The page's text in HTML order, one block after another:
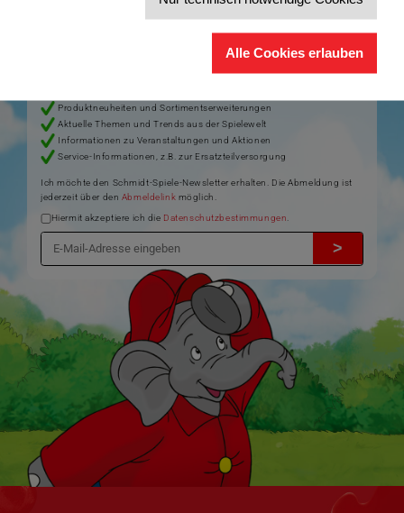
Alle Cookies erlauben
Bleiben Sie auf dem Laufenden zu Neuheiten, Trends und aktuellen
Spiele – und sichern Sie sich einen
Produktneuheiten und Sortimentserweiterungen
Aktuelle Themen und Trends aus der Spielewelt
Informationen zu Veranstaltungen und Aktionen
Service-Informationen, z.B. zur Ersatzteilversorgung
Ich möchte den Schmidt-Spiele-Newsletter erhalten. Die Abmeldung ist
jederzeit über den Abmeldelink möglich.
Hiermit akzeptiere ich die Datenschutzbestimmungen
>